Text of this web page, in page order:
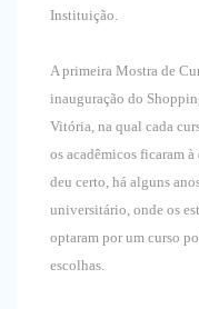
Instituição.
A primeira Mostra de
inauguração do
Vitória, na qual cada
os acadêmicos ficaram
deu certo, há alguns
universitário, onde os
optaram por um curso
escolhas.